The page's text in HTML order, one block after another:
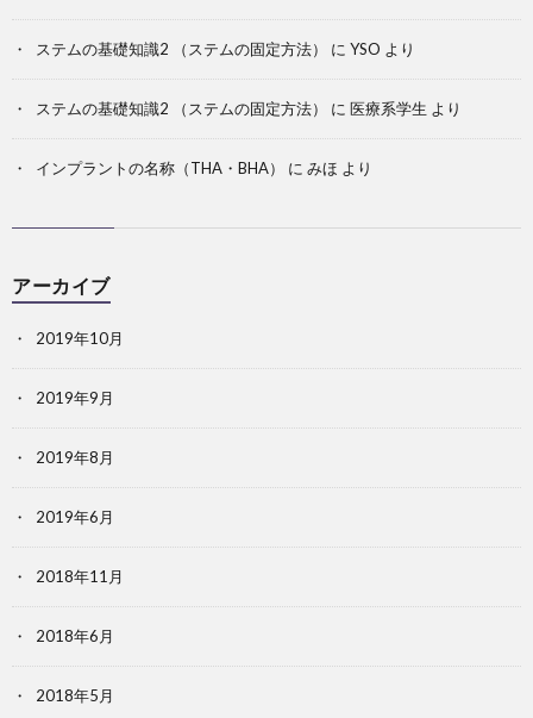
ステムの基礎知識2 （ステムの固定方法） に YSO より
ステムの基礎知識2 （ステムの固定方法） に 医療系学生 より
インプラントの名称（THA・BHA） に みほ より
アーカイブ
2019年10月
2019年9月
2019年8月
2019年6月
2018年11月
2018年6月
2018年5月